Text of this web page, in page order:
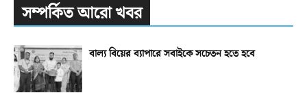
সম্পর্কিত আরো খবর
বাল্য বিয়ের ব্যাপারে সবাইকে সচেতন হতে হবে